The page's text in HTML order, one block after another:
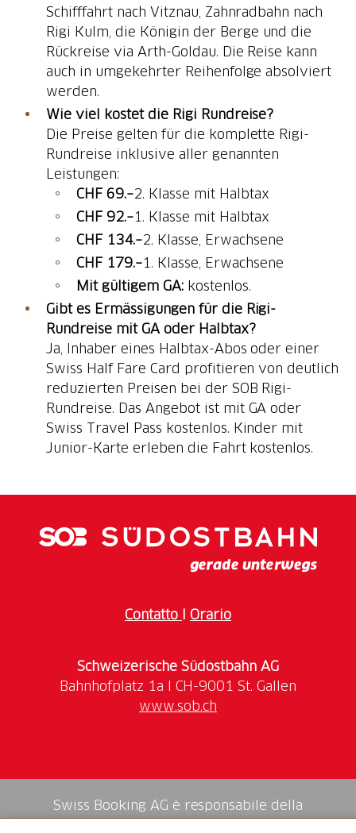
Schifffahrt nach Vitznau, Zahnradbahn nach
Rigi Kulm, die Königin der Berge und die
Rückreise via Arth-Goldau. Die Reise kann
auch in umgekehrter Reihenfolge absolviert
werden.
Wie viel kostet die Rigi Rundreise?
Die Preise gelten für die komplette Rigi-
Rundreise inklusive aller genannten
Leistungen:
CHF 69.–2. Klasse mit Halbtax
CHF 92.–1. Klasse mit Halbtax
CHF 134.–2. Klasse, Erwachsene
CHF 179.–1. Klasse, Erwachsene
Mit gültigem GA: kostenlos.
Gibt es Ermässigungen für die Rigi-
Rundreise mit GA oder Halbtax?
Ja, Inhaber eines Halbtax-Abos oder einer
Swiss Half Fare Card profitieren von deutlich
reduzierten Preisen bei der SOB Rigi-
Rundreise. Das Angebot ist mit GA oder
Swiss Travel Pass kostenlos. Kinder mit
Junior-Karte erleben die Fahrt kostenlos.
Contatto Orario
Schweizerische Südostbahn AG
www.sob.ch
Swiss Booking AG è responsabile della